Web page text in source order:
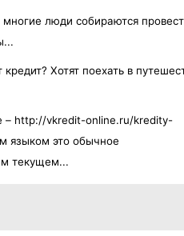
многие люди собираются
Хотят поехать в
– http://vkredit-online.ru/kredity-
языком это обычное
текущем...